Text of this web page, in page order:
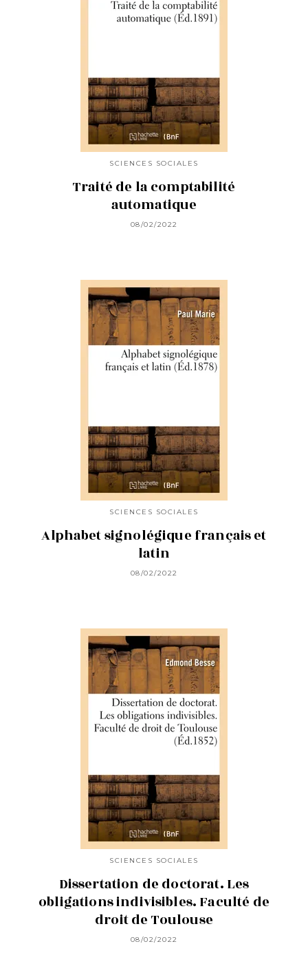
SCIENCES SOCIALES
Traité de la comptabilité
automatique
08/02/2022
SCIENCES SOCIALES
Alphabet signolégique français et
latin
08/02/2022
SCIENCES SOCIALES
Dissertation de doctorat. Les
obligations indivisibles. Faculté de
droit de Toulouse
08/02/2022